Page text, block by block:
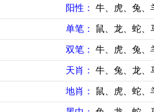
阳性： 牛、虎、兔、
单笔： 鼠、龙、蛇、
双笔： 牛、虎、兔、
天肖： 牛、兔、龙、
地肖： 鼠、虎、蛇、